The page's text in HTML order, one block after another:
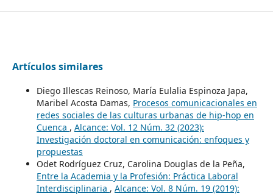
Artículos similares
Diego Illescas Reinoso, María Eulalia Espinoza Japa,
Maribel Acosta Damas, Procesos comunicacionales en
redes sociales de las culturas urbanas de hip-hop en
Cuenca , Alcance: Vol. 12 Núm. 32 (2023):
Investigación doctoral en comunicación: enfoques y
propuestas
Odet Rodríguez Cruz, Carolina Douglas de la Peña,
Entre la Academia y la Profesión: Práctica Laboral
Interdisciplinaria , Alcance: Vol. 8 Núm. 19 (2019):